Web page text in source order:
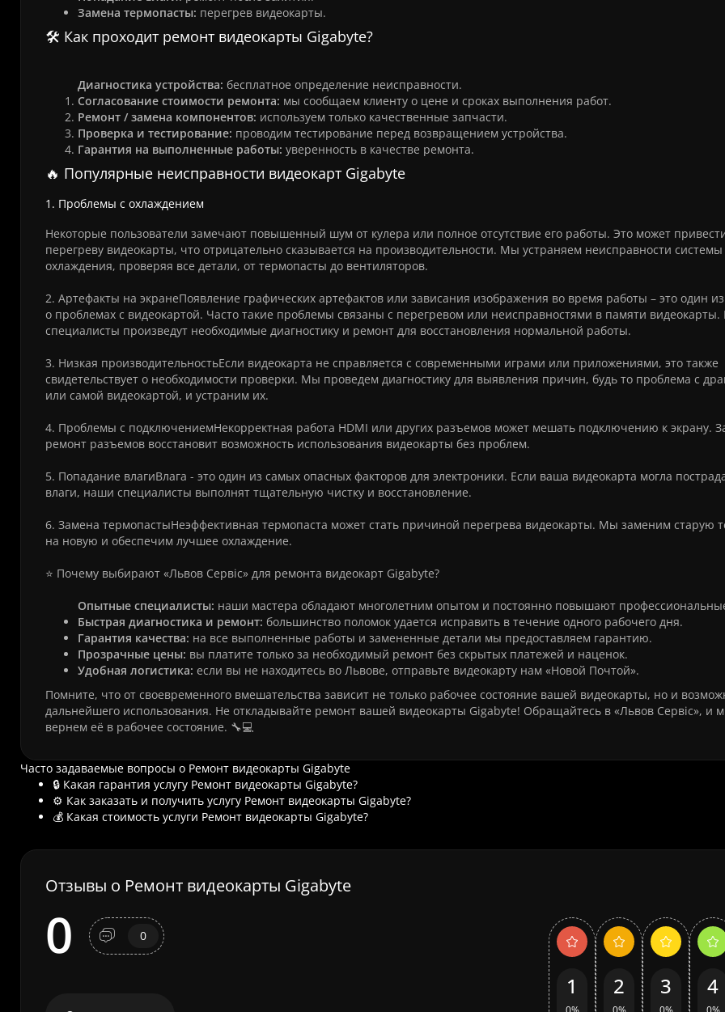
Замена термопасты: перегрев видеокарты.
🛠️ Как проходит ремонт видеокарты Gigabyte?
Диагностика устройства: бесплатное определение неисправности.
Согласование стоимости ремонта: мы сообщаем клиенту о цене и сроках выполнения работ.
Ремонт / замена компонентов: используем только качественные запчасти.
Проверка и тестирование: проводим тестирование перед возвращением устройства.
Гарантия на выполненные работы: уверенность в качестве ремонта.
🔥 Популярные неисправности видеокарт Gigabyte
1. Проблемы с охлаждением
Некоторые пользователи замечают повышенный шум от кулера или полное отсутствие его работы. Это может
перегреву видеокарты, что отрицательно сказывается на производительности. Мы устраняем неисправности системы
охлаждения, проверяя все детали, от термопасты до вентиляторов.
2. Артефакты на экранеПоявление графических артефактов или зависания изображения во время работы – это один
о проблемах с видеокартой. Часто такие проблемы связаны с перегревом или неисправностями в памяти
специалисты произведут необходимые диагностику и ремонт для восстановления нормальной работы.
3. Низкая производительностьЕсли видеокарта не справляется с современными играми или приложениями, это также
свидетельствует о необходимости проверки. Мы проведем диагностику для выявления причин, будь то проблема с
или самой видеокартой, и устраним их.
4. Проблемы с подключениемНекорректная работа HDMI или других разъемов может мешать подключению к экрану.
ремонт разъемов восстановит возможность использования видеокарты без проблем.
5. Попадание влагиВлага - это один из самых опасных факторов для электроники. Если ваша видеокарта могла
влаги, наши специалисты выполнят тщательную чистку и восстановление.
6. Замена термопастыНеэффективная термопаста может стать причиной перегрева видеокарты. Мы заменим старую
на новую и обеспечим лучшее охлаждение.
⭐ Почему выбирают «Львов Сервіс» для ремонта видеокарт Gigabyte?
Опытные специалисты: наши мастера обладают многолетним опытом и постоянно повышают
Быстрая диагностика и ремонт: большинство поломок удается исправить в течение одного рабочего дня.
Гарантия качества: на все выполненные работы и замененные детали мы предоставляем гарантию.
Прозрачные цены: вы платите только за необходимый ремонт без скрытых платежей и наценок.
Удобная логистика: если вы не находитесь во Львове, отправьте видеокарту нам «Новой Почтой».
Помните, что от своевременного вмешательства зависит не только рабочее состояние вашей видеокарты, но и
дальнейшего использования. Не откладывайте ремонт вашей видеокарты Gigabyte! Обращайтесь в «Львов Сервіс», и
вернем её в рабочее состояние. 🔧💻
Часто задаваемые вопросы о Ремонт видеокарты Gigabyte
🔒 Какая гарантия услугу Ремонт видеокарты Gigabyte?
⚙️ Как заказать и получить услугу Ремонт видеокарты Gigabyte?
💰 Какая стоимость услуги Ремонт видеокарты Gigabyte?
Отзывы о Ремонт видеокарты Gigabyte
0 0
1 2 3 4